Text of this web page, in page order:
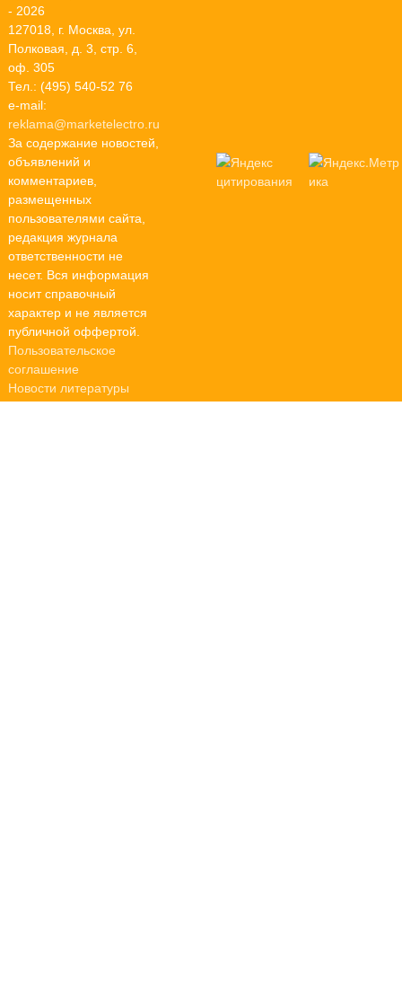
- 2026
127018, г. Москва, ул.
Полковая, д. 3, стр. 6,
оф. 305
Тел.: (495) 540-52 76
e-mail:
reklama@marketelectro.ru
За содержание новостей,
объявлений и
комментариев,
размещенных
пользователями сайта,
редакция журнала
ответственности не
несет. Вся информация
носит справочный
характер и не является
публичной оффертой.
Пользовательское
соглашение
Новости литературы